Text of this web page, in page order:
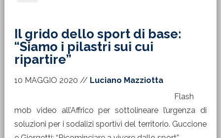
Il grido dello sport di base:
“Siamo i pilastri sui cui
ripartire”
10 MAGGIO 2020 // Luciano Mazziotta
Flash
mob video all’Affrico per sottolineare l’urgenza di
soluzioni per i sodalizi sportivi del territorio. Guccione